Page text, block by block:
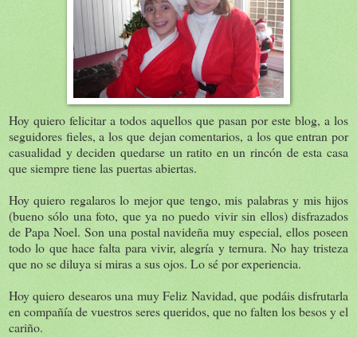
Hoy quiero felicitar a todos aquellos que pasan por este blog, a los
seguidores fieles, a los que dejan comentarios, a los que entran por
casualidad y deciden quedarse un ratito en un rincón de esta casa
que siempre tiene las puertas abiertas.
Hoy quiero regalaros lo mejor que tengo, mis palabras y mis hijos
(bueno sólo una foto, que ya no puedo vivir sin ellos) disfrazados
de Papa Noel. Son una postal navideña muy especial, ellos poseen
todo lo que hace falta para vivir, alegría y ternura. No hay tristeza
que no se diluya si miras a sus ojos. Lo sé por experiencia.
Hoy quiero desearos una muy Feliz Navidad, que podáis disfrutarla
en compañía de vuestros seres queridos, que no falten los besos y el
cariño.